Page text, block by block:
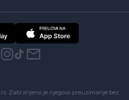
Zabranjeno je njegovo preuzimanje bez